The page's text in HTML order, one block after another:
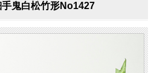
鬼白松竹形No1427